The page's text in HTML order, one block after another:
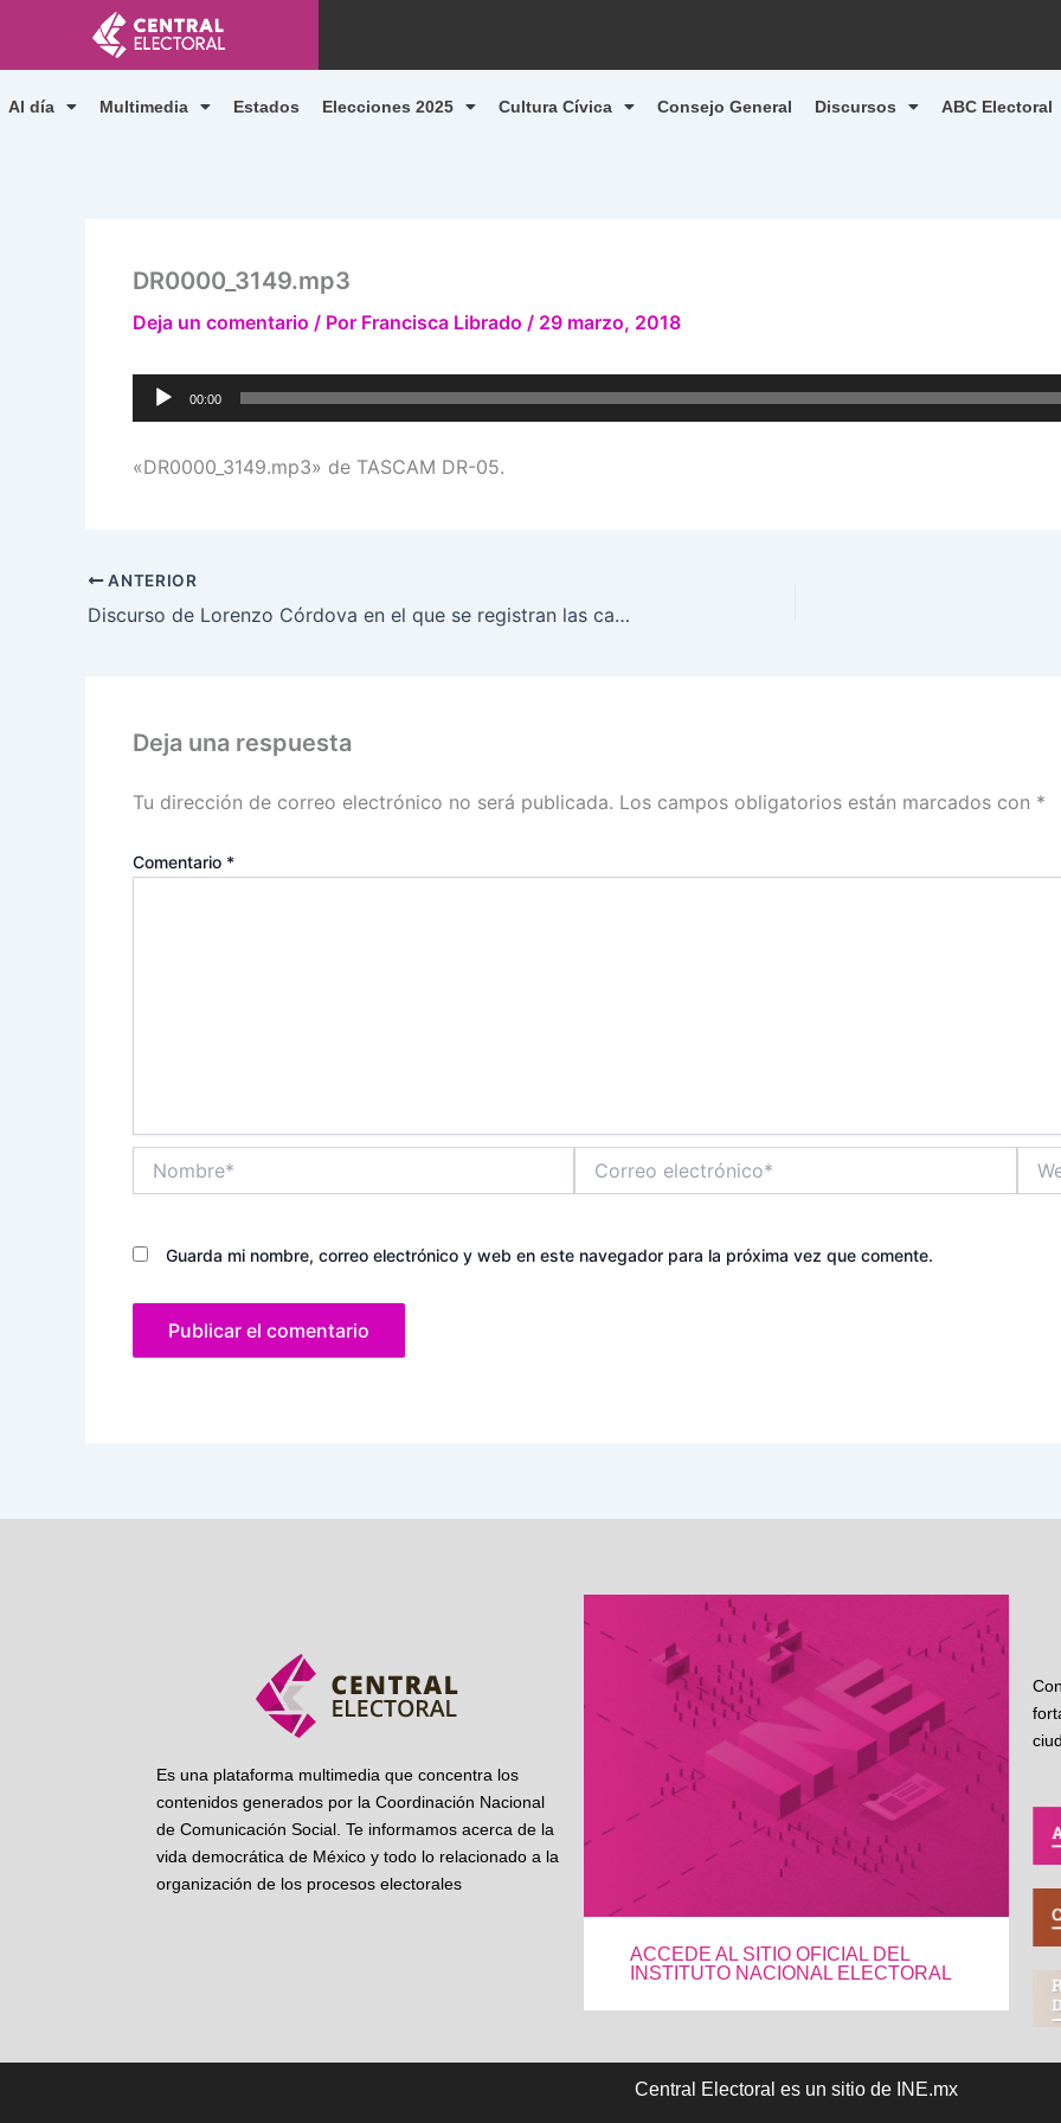
contenido
Al día Multimedia Estados Elecciones 2025 Cultura Cívica Consejo General Discursos ABC Electoral
DR0000_3149.mp3
Deja un comentario / Por Francisca Librado / 29 marzo, 2018
Reproductor
de
00:00
«DR0000_3149.mp3» de TASCAM DR-05.
ANTERIOR
Discurso de Lorenzo Córdova en el que se registran las candidaturas a la Presidencia presentadas por las coaliciones “Por México al Frente”, “Todos por México” y “Juntos Haremos Historia” en el Proceso Electoral 2018
Deja una respuesta
Tu dirección de correo electrónico no será publicada. Los campos obligatorios están marcados con *
Comentario *
electrónico*
Guarda mi nombre, correo electrónico y web en este navegador para la próxima vez que comente.
Es una plataforma multimedia que concentra los
contenidos generados por la Coordinación Nacional
de Comunicación Social. Te informamos acerca de la
vida democrática de México y todo lo relacionado a la
organización de los procesos electorales
ACCEDE AL SITIO OFICIAL DEL
INSTITUTO NACIONAL ELECTORAL
Central Electoral es un sitio de INE.mx